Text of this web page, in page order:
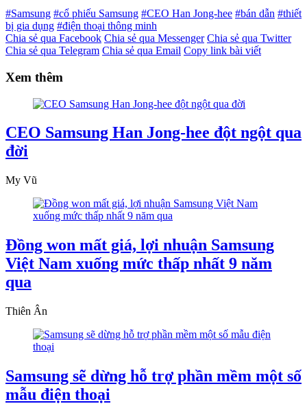
#Samsung #cổ phiếu Samsung #CEO Han Jong-hee #bán dẫn #thiết
bị gia dụng #điện thoại thông minh
Chia sẻ qua Facebook Chia sẻ qua Messenger Chia sẻ qua Twitter
Chia sẻ qua Telegram Chia sẻ qua Email Copy link bài viết
Xem thêm
CEO Samsung Han Jong-hee đột ngột qua
đời
My Vũ
Đồng won mất giá, lợi nhuận Samsung
Việt Nam xuống mức thấp nhất 9 năm
qua
Thiên Ân
Samsung sẽ dừng hỗ trợ phần mềm một số
mẫu điện thoại